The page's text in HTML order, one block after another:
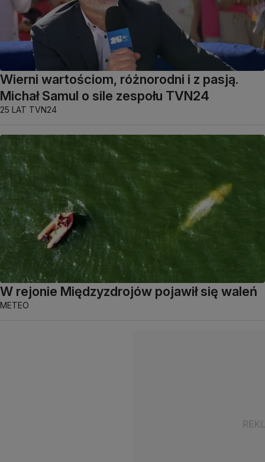
Wierni wartościom, różnorodni i z pasją.
Michał Samul o sile zespołu TVN24
25 LAT TVN24
W rejonie Międzyzdrojów pojawił się waleń
METEO